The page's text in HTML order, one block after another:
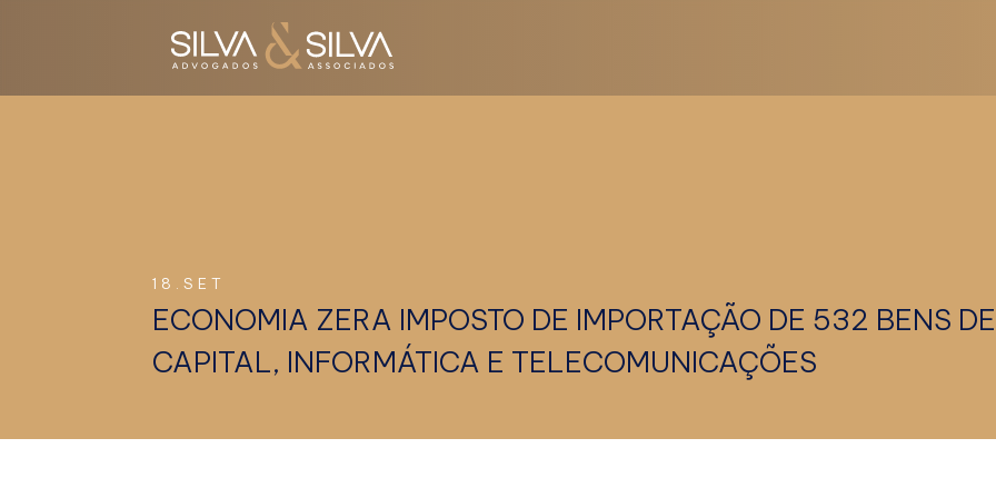
18.SET
ECONOMIA ZERA IMPOSTO DE IMPORTAÇÃO DE 532 BENS DE
CAPITAL, INFORMÁTICA E TELECOMUNICAÇÕES